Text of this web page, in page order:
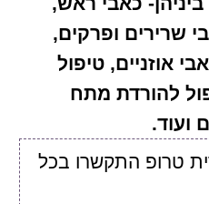
שרירים ופרקים,
אוזניים, טיפול
להורדת מתח
ועוד.
טרופ התקשרו בכל